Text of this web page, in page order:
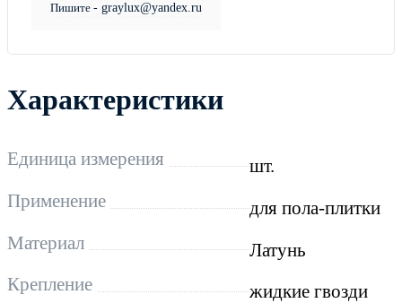
Пишите - graylux@yandex.ru
Характеристики
Единица измерения
шт.
Применение
для пола-плитки
Материал
Латунь
Крепление
жидкие гвозди